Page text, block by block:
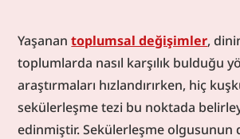
Yaşanan toplumsal değişimler,
toplumlarda nasıl karşılık bulduğu
araştırmaları hızlandırırken, hiç
sekülerleşme tezi bu noktada
edinmiştir. Sekülerleşme olgusunun